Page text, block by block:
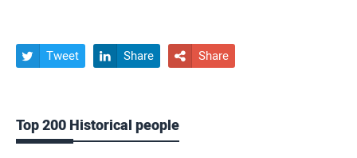
 Tweet  Share  Share
Top 200 Historical people